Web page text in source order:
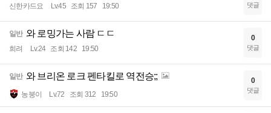
신한카드요 Lv.45 조회 157 19:50 댓글
일반 와 로밍가는 사람 ㄷㄷ
희려 Lv.24 조회 142 19:50
0
댓글
일반 와 브리온 로크 펜타킬로 역전승;;
농붕이 Lv.72 조회 312 19:50
0
댓글